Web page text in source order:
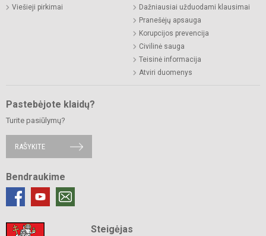
Viešieji pirkimai
Dažniausiai užduodami klausimai
Pranešėjų apsauga
Korupcijos prevencija
Civilinė sauga
Teisinė informacija
Atviri duomenys
Pastebėjote klaidų?
Turite pasiūlymų?
RAŠYKITE
Bendraukime
Steigėjas